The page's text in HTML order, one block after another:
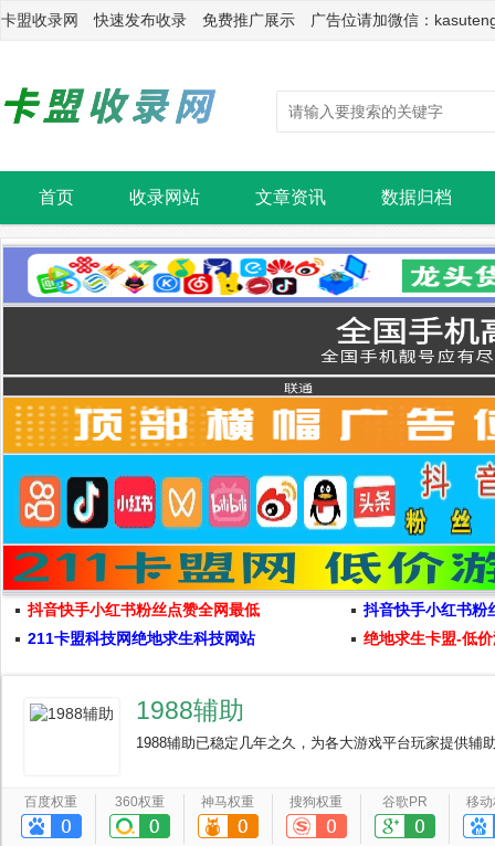
卡盟收录网 快速发布收录 免费推广展示 广告位请加微信：
首页 收录网站 文章资讯 数据归档
抖音快手小红书粉丝点赞全网最低
抖音快手小红书粉
211卡盟科技网绝地求生科技网站
绝地求生卡盟-低
1988辅助
1988辅助已稳定几年之久，为各大游戏平台玩家提供辅
百度权重 360权重 神马权重 搜狗权重 谷歌PR 移